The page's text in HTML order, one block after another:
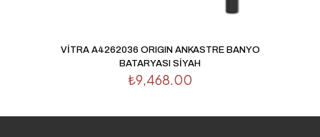
VİTRA A4262036 ORIGIN ANKASTRE BANYO
BATARYASI SİYAH
₺9,468.00